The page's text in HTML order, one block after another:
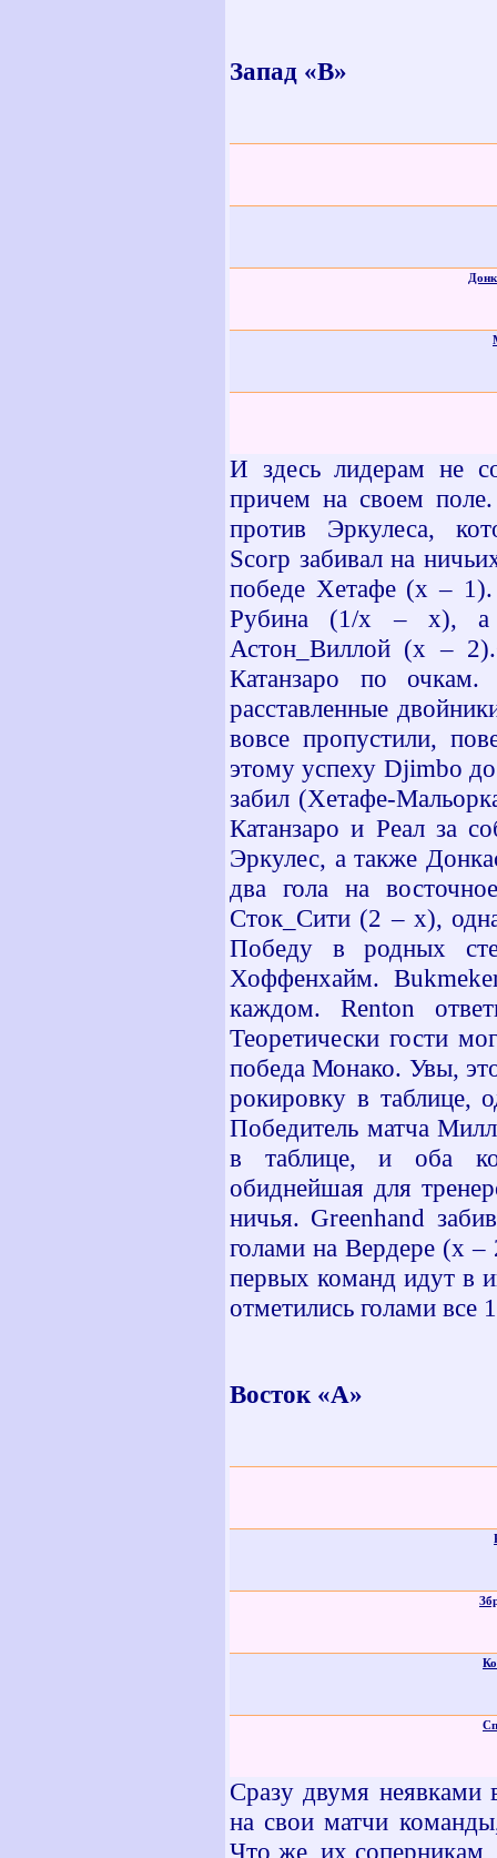
Запад «В»
И здесь лидерам не
причем на своем
против Эркулеса,
Scorp забивал на
победе Хетафе (х – 1).
Рубина (1/х – х), а
Астон_Виллой (х –
Катанзаро по
расставленные
вовсе пропустили,
этому успеху Djimbo
забил (Хетафе-
Катанзаро и Реал за
Эркулес, а также
два гола на
Сток_Сити (2 – х),
Победу в родных
Хоффенхайм.
каждом.Renton
Теоретически гости
победа Монако. Увы,
рокировку в таблице,
Победитель матча
в таблице, и оба
обиднейшая для
ничья. Greenhand
голами на Вердере (х
первых команд идут в
отметились голами все
Восток «А»
Сразу двумя неявками
на свои матчи
Что же, их соперникам,